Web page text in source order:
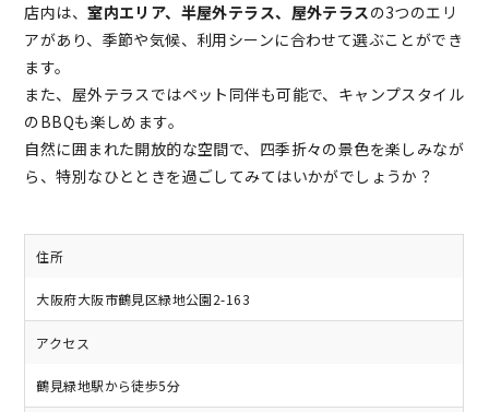
店内は、室内エリア、半屋外テラス、屋外テラスの3つのエリ
アがあり、季節や気候、利用シーンに合わせて選ぶことができ
ます。
また、屋外テラスではペット同伴も可能で、キャンプスタイル
のBBQも楽しめます。
自然に囲まれた開放的な空間で、四季折々の景色を楽しみなが
ら、特別なひとときを過ごしてみてはいかがでしょうか？
住所
大阪府大阪市鶴見区緑地公園2-163
アクセス
鶴見緑地駅から徒歩5分